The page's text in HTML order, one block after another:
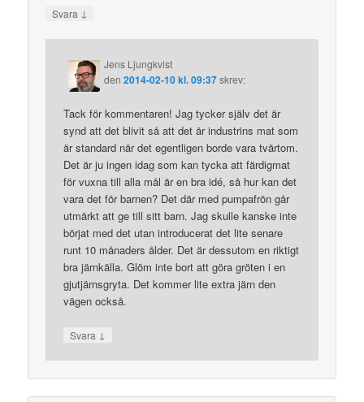
Svara ↓
Jens Ljungkvist
den2014-02-10 kl. 09:37skrev:
Tack för kommentaren! Jag tycker själv det är
synd att det blivit så att det är industrins mat som
är standard när det egentligen borde vara tvärtom.
Det är ju ingen idag som kan tycka att färdigmat
för vuxna till alla mål är en bra idé, så hur kan det
vara det för barnen? Det där med pumpafrön går
utmärkt att ge till sitt barn. Jag skulle kanske inte
börjat med det utan introducerat det lite senare
runt 10 månaders ålder. Det är dessutom en riktigt
bra järnkälla. Glöm inte bort att göra gröten i en
gjutjärnsgryta. Det kommer lite extra järn den
vägen också.
Svara ↓